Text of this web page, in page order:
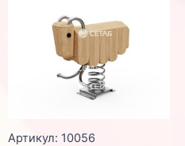
Артикул: 10056